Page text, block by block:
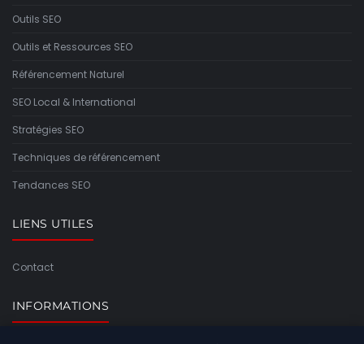
Outils SEO
Outils et Ressources SEO
Référencement Naturel
SEO Local & International
Stratégies SEO
Techniques de référencement
Tendances SEO
LIENS UTILES
Contact
INFORMATIONS